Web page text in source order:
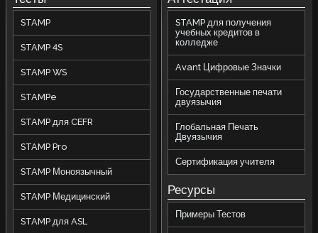
STAMP
STAMP 4S
STAMP WS
STAMPe
STAMP для CEFR
STAMP Pro
STAMP Моноязычный
STAMP Медицинский
STAMP для ASL
STAMP для получения
учебных кредитов в
колледже
Avant Цифровые Значки
Государственные печати
двуязычия
Глобальная Печать
Двуязычия
Сертификация учителя
Ресурсы
Примеры Тестов